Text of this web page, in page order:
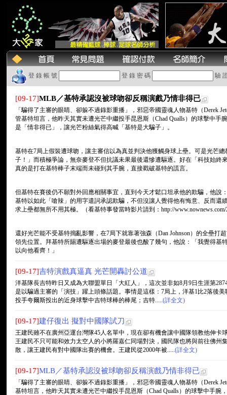
登 錄 帳 號 登 錄 密 碼 驗
[09-17]MLB／基特承認沒被球吻卻反稱演戲乃情非得已
「騙得了主審的眼睛、卻躲不過錄影重播」，邪惡帝國靈魂人物基特（Derek
管基特坦言，他昨天其實未遭光芒中繼投手昆恩斯（Chad Qualls）的球擊中手
是「情非得已」，讓光芒粉絲氣得高喊「基特是大騙子」。
基特在7局上假裝遭球吻，讓主審信以為真並判決他獲觸身球上壘。可是光芒
子！」而積極爭論，無奈麥登不但抗議未果最後還慘遭驅逐。好在「科技始終
真的是打在基特棒子末端而未碰到其手腕，直接戳破基特的謊言。
但基特在賽後仍不願對外回應相關事宜，直到今天才鬆口坦承他的欺騙，他說
基特以如此「嗆辣」的用字遣詞承認欺騙，不但沒讓人覺得他有悔意、反而還
求上壘都無所不用其極。（看基特事發當時影片請到：http://www.nownews.com/
還好光芒能不受基特搗亂影響，在7局下就靠著強森（Dan Johnson）的全壘打
領先位置。拜基特所賜遭驅逐出場的麥登最後也酸了幾句，他說：「我覺得基
以向他看齊！」
[09-17]吉特演戲真逼真 光芒開轟討公道
洋基隊長吉特昨日又成為大聯盟單日「大紅人」，這次並非如8月9日生涯第
是以騙過主審的「演技」躍上頭條話題。事情是這樣：7局上，洋基1比2落後
投手夸爾斯投出的近身球擊中吉特球棒的棒尾；吉特.....(詳全文)
[09-17]建仔復出 擬對中國隊試刀
王建民雖不在廣州亞運台灣隊45人名單中，現在卻有機會讓中國隊領教他伸卡
王建民不只可能和效力太空人的小將羅嘉仁同場對決，國民隊也將與前往佛州
散，讓王建民有對中國隊出賽的機會。王建民從2000年被.....(詳全文)
[09-17]MLB／基特承認沒被球吻卻反稱演戲乃情非得已
「騙得了主審的眼睛、卻躲不過錄影重播」，邪惡帝國靈魂人物基特（Derek
基特坦言，他昨天其實未遭光芒中繼投手昆恩斯（Chad Qualls）的球擊中手